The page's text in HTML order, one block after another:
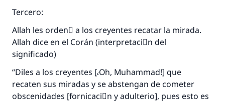
Tercero:
Allah les ordenَ a los creyentes recatar la mirada.
Allah dice en el Corán (interpretaciَn del
significado)
“Diles a los creyentes [،Oh, Muhammad!] que
recaten sus miradas y se abstengan de cometer
obscenidades [fornicaciَn y adulterio], pues esto es